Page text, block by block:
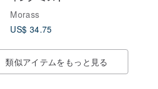
Morass
US$ 34.75
類似アイテムをもっと見る